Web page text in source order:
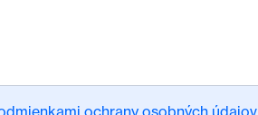
ochrany osobných údajov